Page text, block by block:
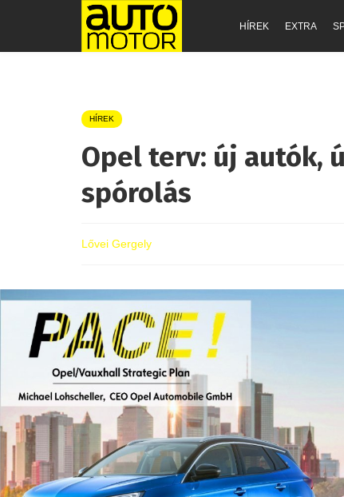
HÍREK EXTRA
HÍREK
Opel terv: új autók,
spórolás
Lővei Gergely